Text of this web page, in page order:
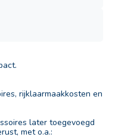
rijklaarmaakkosten en
later toegevoegd
met o.a.: